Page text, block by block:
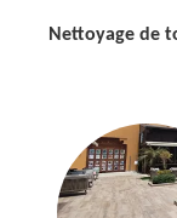
Nettoyage de